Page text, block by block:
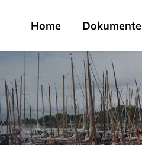
Home Dokumente